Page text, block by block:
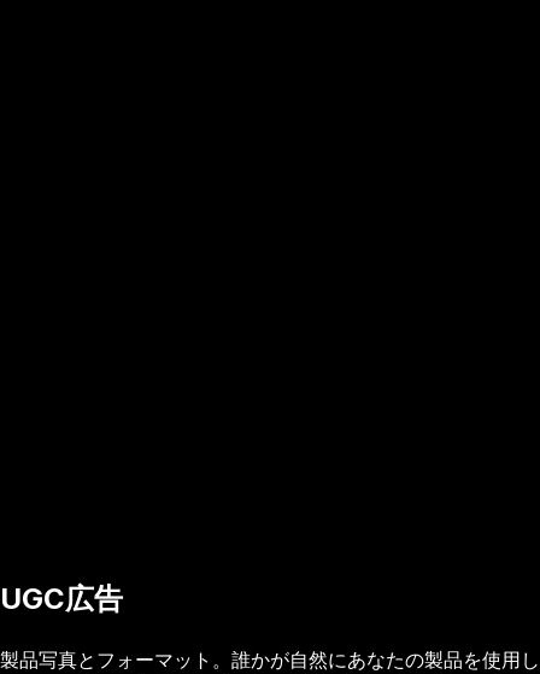
UGC広告
製品写真とフォーマット。誰かが自然にあなたの製品を使用し